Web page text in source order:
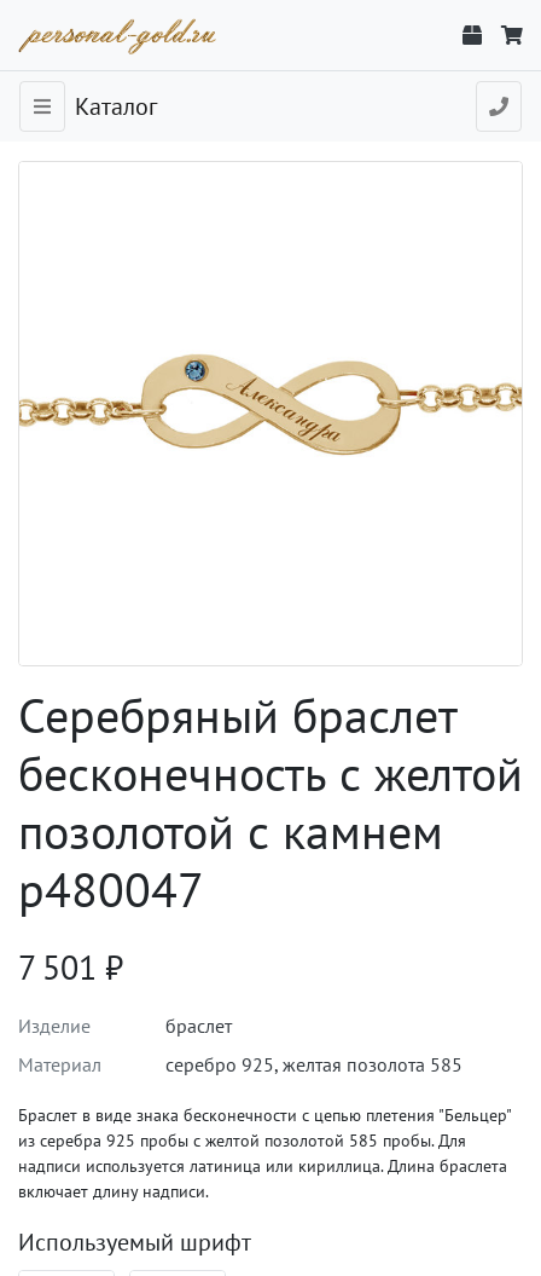
Каталог
Серебряный браслет
бесконечность с желтой
позолотой с камнем
p480047
7 501 ₽
Изделие
браслет
Материал
серебро 925, желтая позолота 585
Браслет в виде знака бесконечности с цепью плетения "Бельцер"
из серебра 925 пробы с желтой позолотой 585 пробы. Для
надписи используется латиница или кириллица. Длина браслета
включает длину надписи.
Используемый шрифт